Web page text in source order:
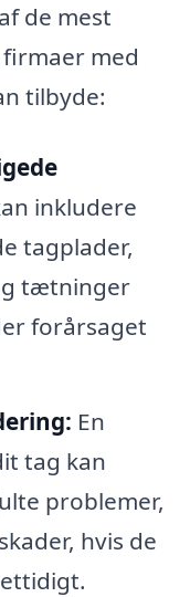
de mest
med
tilbyde:
inkludere
tagplader,
tætninger
forårsaget
En
tag kan
problemer,
hvis de